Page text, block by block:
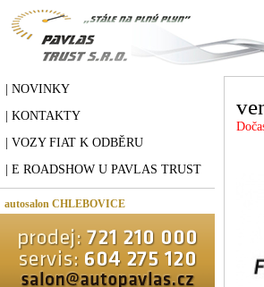
| NOVINKY
| KONTAKTY
| VOZY FIAT K ODBĚRU
| E ROADSHOW U PAVLAS TRUST
autosalon CHLEBOVICE